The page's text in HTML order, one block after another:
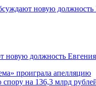
новую должность